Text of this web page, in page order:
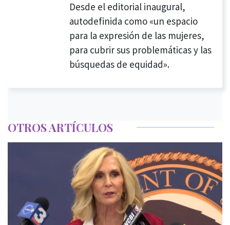
Desde el editorial inaugural,
autodefinida como «un espacio
para la expresión de las mujeres,
para cubrir sus problemáticas y las
búsquedas de equidad».
OTROS ARTÍCULOS